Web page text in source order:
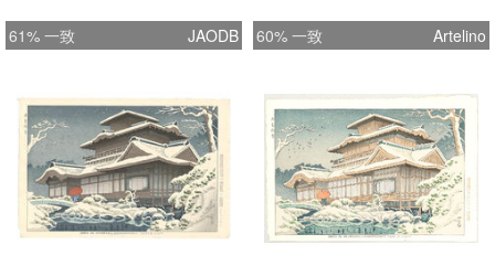
61% 一致 JAODB 60% 一致 Artelino